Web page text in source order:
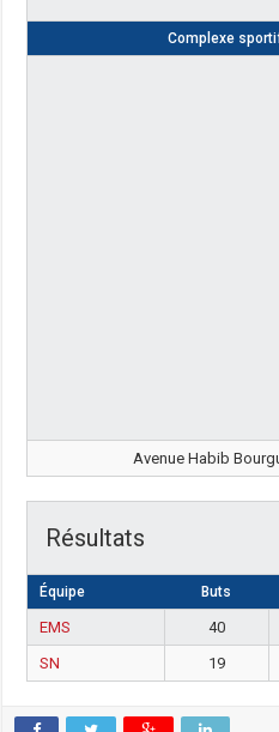
Complexe
Avenue Habib
Résultats
Équipe Buts
EMS 40
SN
19